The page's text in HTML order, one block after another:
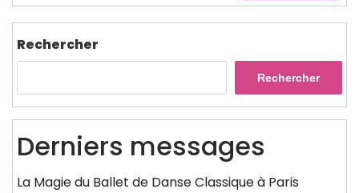
Rechercher
Rechercher
Derniers messages
La Magie du Ballet de Danse Classique à Paris